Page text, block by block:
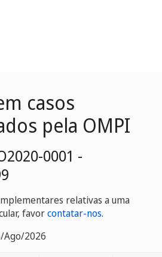
casos
pela OMPI
0001 -
relativas a uma
favorcontatar-nos.
Ago/2026